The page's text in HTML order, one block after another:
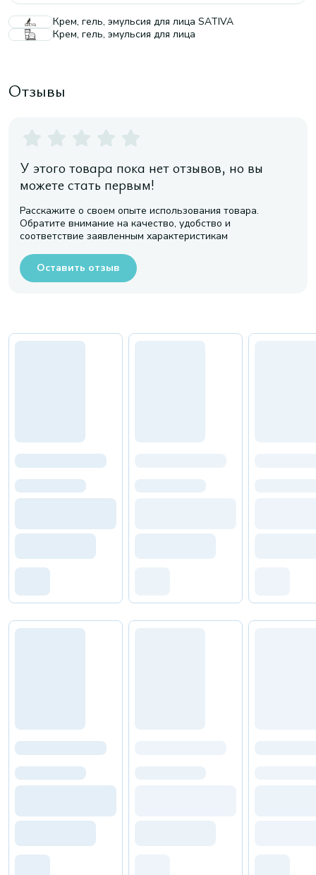
Крем, гель, эмульсия для лица SATIVA
Крем, гель, эмульсия для лица
Отзывы
У этого товара пока нет отзывов, но вы
можете стать первым!
Расскажите о своем опыте использования товара.
Обратите внимание на качество, удобство и
соответствие заявленным характеристикам
Оставить отзыв